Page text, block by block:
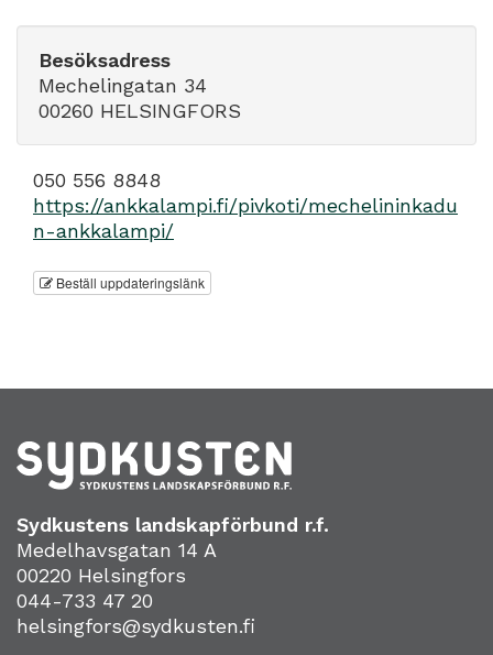
Besöksadress
Mechelingatan 34
00260 HELSINGFORS
050 556 8848
https://ankkalampi.fi/pivkoti/mechelininkadu
n-ankkalampi/
Beställ uppdateringslänk
Sydkustens landskapförbund r.f.
Medelhavsgatan 14 A
00220 Helsingfors
044-733 47 20
helsingfors@sydkusten.fi